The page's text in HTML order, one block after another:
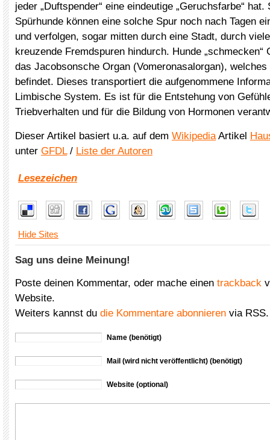
jeder „Duftspender“ eine eindeutige „Geruchsfarbe“ hat.
Spürhunde können eine solche Spur noch nach Tagen
und verfolgen, sogar mitten durch eine Stadt, durch
kreuzende Fremdspuren hindurch. Hunde „schmecken“
das Jacobsonsche Organ (Vomeronasalorgan),
befindet. Dieses transportiert die aufgenommene
Limbische System. Es ist für die Entstehung von
Triebverhalten und für die Bildung von Hormonen
Dieser Artikel basiert u.a. auf dem WikipediaArtikel
unter GFDL/ Liste der Autoren
Lesezeichen
Hide Sites
Sag uns deine Meinung!
Poste deinen Kommentar, oder mache einen trackback
Website.
Weiters kannst du die Kommentare abonnieren via RSS.
Name (benötigt)
Mail (wird nicht veröffentlicht) (benötigt)
Website (optional)